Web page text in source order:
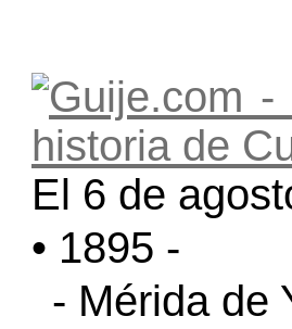
El 6 de
• 1895 -
- Mérida de